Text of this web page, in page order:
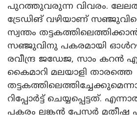
പുറത്തുവരുന്ന വിവരം.
ട്രേഡിങ് വഴിയാണ്
സ്വന്തം
സഞ്ജുവിനു പകരമായി
രവീന്ദ്ര ജഡേജ, സാം കറൻ
കൈമാറി മലയാളി താരത്തെ
റിപ്പോർട്ട് ചെയ്യപ്പെട്ടത്.
പകരം ലങ്കൻ പേസർ മതീഷ